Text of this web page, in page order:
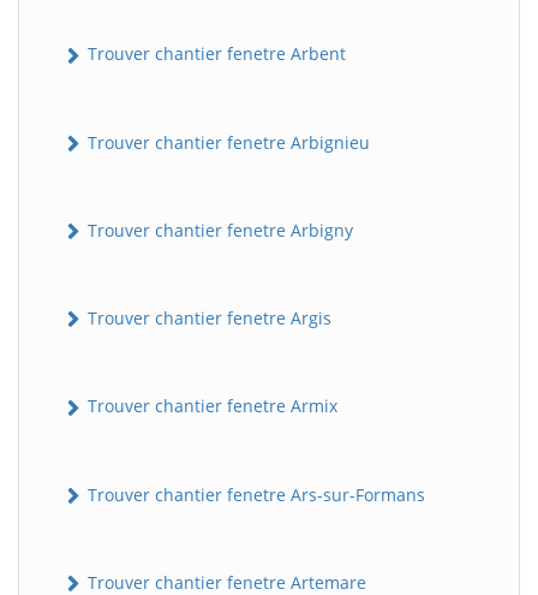
Trouver chantier fenetre Arbent
Trouver chantier fenetre Arbignieu
Trouver chantier fenetre Arbigny
Trouver chantier fenetre Argis
Trouver chantier fenetre Armix
Trouver chantier fenetre Ars-sur-Formans
Trouver chantier fenetre Artemare